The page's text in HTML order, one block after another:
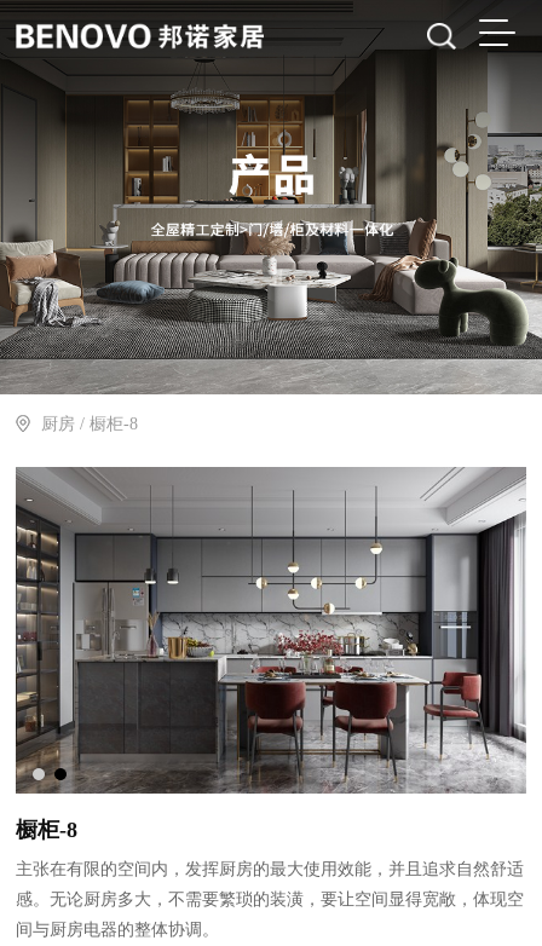
厨房 / 橱柜-8
橱柜-8
主张在有限的空间内，发挥厨房的最大使用效能，并且追求自然舒适
感。无论厨房多大，不需要繁琐的装潢，要让空间显得宽敞，体现空
间与厨房电器的整体协调。